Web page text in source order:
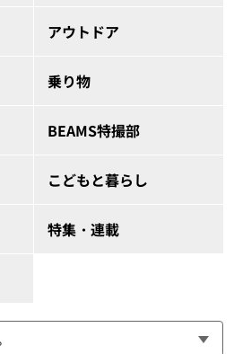
アウトドア
乗り物
BEAMS特撮部
こどもと暮らし
特集・連載